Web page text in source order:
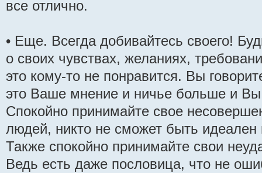
все отлично.
• Еще. Всегда добивайтесь своего!
о своих чувствах, желаниях,
это кому-то не понравится. Вы
это Ваше мнение и ничье больше и Вы
Спокойно принимайте свое
людей, никто не сможет быть идеален
Также спокойно принимайте свои
Ведь есть даже пословица, что не